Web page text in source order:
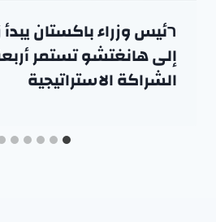
רئيس وزراء باكستان
إلى هانغتشو تستمر
الشراكة الاستراتيجية